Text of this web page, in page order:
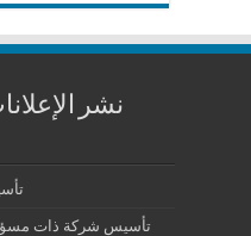
نشر
تأسيس شركة ذات